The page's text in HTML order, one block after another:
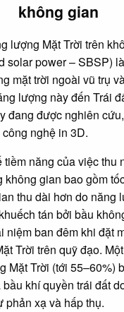
không gian
lượng Mặt Trời trên
solar power – SBSP)
mặt trời ngoài vũ trụ
lượng này đến Trái
đang được nghiên
nghệ in 3D.
tiềm năng của việc thu
không gian bao gồm
thu dài hơn do năng
tán bởi bầu
niệm ban đêm khi đặt
Trời trên quỹ đạo.
Mặt Trời (tới 55–60%)
khí quyền trái đất
phản xạ và hấp thụ.